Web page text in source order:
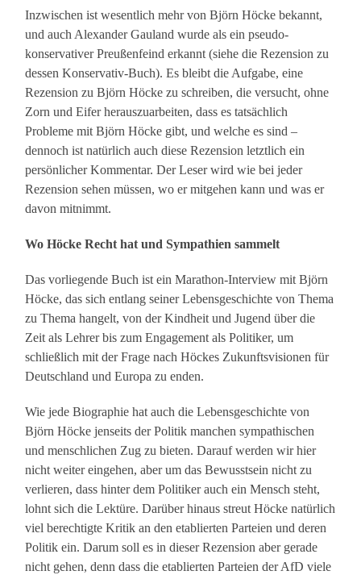
Inzwischen ist wesentlich mehr von Björn Höcke bekannt,
und auch Alexander Gauland wurde als ein pseudo-
konservativer Preußenfeind erkannt (siehe die Rezension zu
dessen Konservativ-Buch). Es bleibt die Aufgabe, eine
Rezension zu Björn Höcke zu schreiben, die versucht, ohne
Zorn und Eifer herauszuarbeiten, dass es tatsächlich
Probleme mit Björn Höcke gibt, und welche es sind –
dennoch ist natürlich auch diese Rezension letztlich ein
persönlicher Kommentar. Der Leser wird wie bei jeder
Rezension sehen müssen, wo er mitgehen kann und was er
davon mitnimmt.
Wo Höcke Recht hat und Sympathien sammelt
Das vorliegende Buch ist ein Marathon-Interview mit Björn
Höcke, das sich entlang seiner Lebensgeschichte von Thema
zu Thema hangelt, von der Kindheit und Jugend über die
Zeit als Lehrer bis zum Engagement als Politiker, um
schließlich mit der Frage nach Höckes Zukunftsvisionen für
Deutschland und Europa zu enden.
Wie jede Biographie hat auch die Lebensgeschichte von
Björn Höcke jenseits der Politik manchen sympathischen
und menschlichen Zug zu bieten. Darauf werden wir hier
nicht weiter eingehen, aber um das Bewusstsein nicht zu
verlieren, dass hinter dem Politiker auch ein Mensch steht,
lohnt sich die Lektüre. Darüber hinaus streut Höcke natürlich
viel berechtigte Kritik an den etablierten Parteien und deren
Politik ein. Darum soll es in dieser Rezension aber gerade
nicht gehen, denn dass die etablierten Parteien der AfD viele